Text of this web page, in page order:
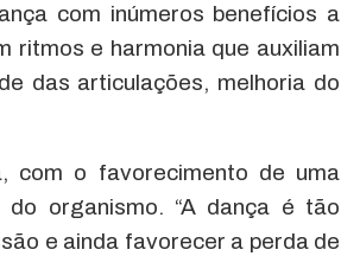
com inúmeros benefícios a
ritmos e harmonia que auxiliam
das articulações, melhoria do
com o favorecimento de uma
organismo. “A dança é tão
e ainda favorecer a perda de